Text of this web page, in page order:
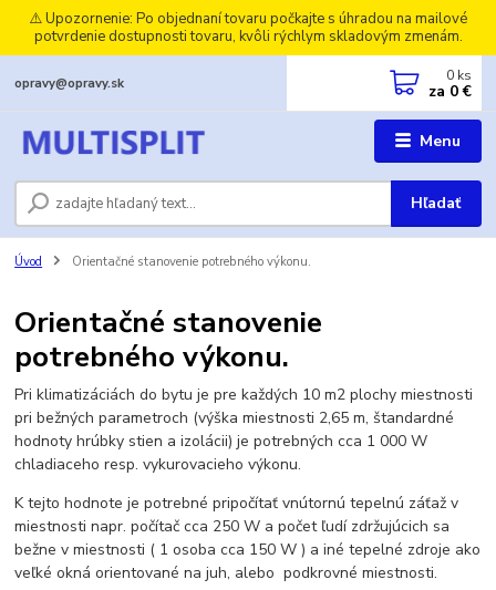
⚠️ Upozornenie: Po objednaní tovaru počkajte s úhradou na mailové
potvrdenie dostupnosti tovaru, kvôli rýchlym skladovým zmenám.
Menu
Hľadať
opravy@opravy.sk 0 ks
za 0 €
Úvod Orientačné stanovenie potrebného výkonu.
Orientačné stanovenie
potrebného výkonu.
Pri klimatizáciách do bytu je pre každých 10 m2 plochy miestnosti
pri bežných parametroch (výška miestnosti 2,65 m, štandardné
hodnoty hrúbky stien a izolácii) je potrebných cca 1 000 W
chladiaceho resp. vykurovacieho výkonu.
K tejto hodnote je potrebné pripočítať vnútornú tepelnú záťaž v
miestnosti napr. počítač cca 250 W a počet ľudí zdržujúcich sa
bežne v miestnosti ( 1 osoba cca 150 W ) a iné tepelné zdroje ako
veľké okná orientované na juh, alebo podkrovné miestnosti.